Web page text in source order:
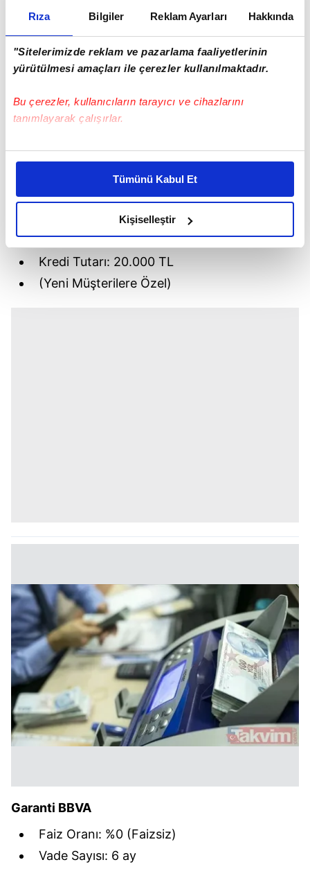
Rıza Bilgiler Reklam Ayarları Hakkında
"Sitelerimizde reklam ve pazarlama faaliyetlerinin
yürütülmesi amaçları ile çerezler kullanılmaktadır.
Bu çerezler, kullanıcıların tarayıcı ve cihazlarını
tanımlayarak çalışırlar.
Bu çerezlere izin vermeniz halinde sizlere özel
daha iyi reklam deneyimi yaşatabiliriz. Bunu yaparken
amacımızın size daha iyi bir reklam deneyimi sunmak
olduğunu ve sizlere en iyi içerikleri sunabilmek adına
elimizden gelen çabayı gösterdiğimizi ve bu noktada,
reklamların maliyetlerimizi karşılamak noktasında tek gelir
kalemimiz olduğunu sizlere hatırlatmak isteriz.
Çerezlere ilişkin tercihlerinizi aşağıda yer alan panel
Metnimiziziyaret edebilirsiniz.
6698 sayılı Kişisel Verilerin Korunması Kanunu uyarınca
hazırlanmış Aydınlatma Metnimizi okumak ve sitemizde
ilgili mevzuata uygun olarak kullanılan çerezlerle ilgili bilgi
almak için lütfentıklayınız.
Tümünü Kabul Et
Kişiselleştir
QNB
Faiz Oranı: %0 (Faizsiz)
Vade Sayısı: 6 ay
Kredi Tutarı: 20.000 TL
(Yeni Müşterilere Özel)
Garanti BBVA
Faiz Oranı: %0 (Faizsiz)
Vade Sayısı: 6 ay